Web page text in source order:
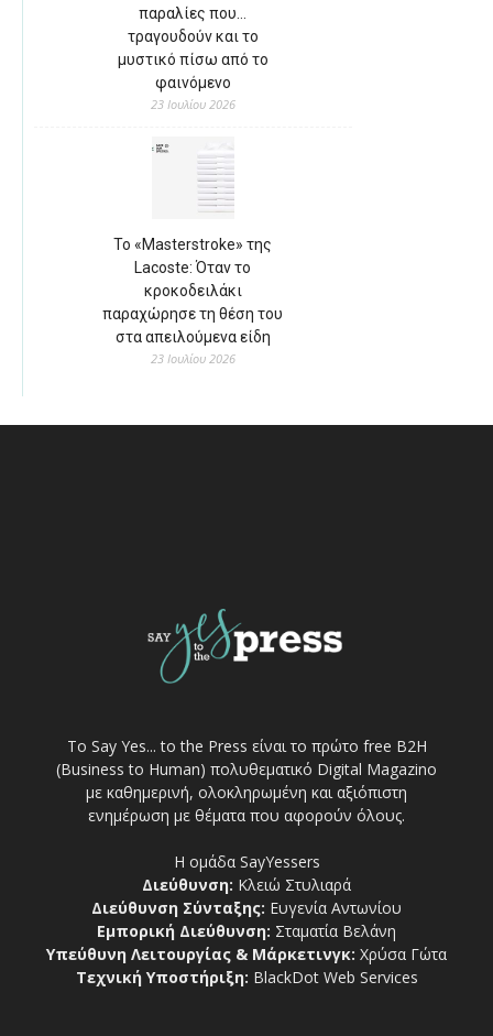
παραλίες που…
τραγουδούν και το
μυστικό πίσω από το
φαινόμενο
23 Ιουλίου 2026
Το «Masterstroke» της
Lacoste: Όταν το
κροκοδειλάκι
παραχώρησε τη θέση του
στα απειλούμενα είδη
23 Ιουλίου 2026
Το Say Yes... to the Press είναι το πρώτο free Β2Η
(Business to Human) πολυθεματικό Digital Magazino
με καθημερινή, ολοκληρωμένη και αξιόπιστη
ενημέρωση με θέματα που αφορούν όλους.
Η ομάδα SayYessers
Διεύθυνση: Κλειώ Στυλιαρά
Διεύθυνση Σύνταξης: Ευγενία Αντωνίου
Εμπορική Διεύθυνση: Σταματία Βελάνη
Υπεύθυνη Λειτουργίας & Μάρκετινγκ: Χρύσα Γώτα
Τεχνική Υποστήριξη: BlackDot Web Services